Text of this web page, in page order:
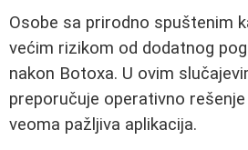
Osobe sa prirodno spuštenim
većim rizikom od dodatnog
nakon Botoxa. U ovim
preporučuje operativno
veoma pažljiva aplikacija.